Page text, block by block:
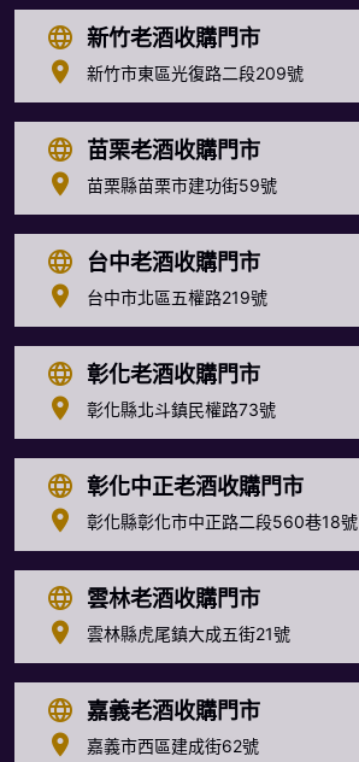
新竹老酒收購門市
新竹市東區光復路二段209號
苗栗老酒收購門市
苗栗縣苗栗市建功街59號
台中老酒收購門市
台中市北區五權路219號
彰化老酒收購門市
彰化縣北斗鎮民權路73號
彰化中正老酒收購門市
彰化縣彰化市中正路二段560巷18號
雲林老酒收購門市
雲林縣虎尾鎮大成五街21號
嘉義老酒收購門市
嘉義市西區建成街62號